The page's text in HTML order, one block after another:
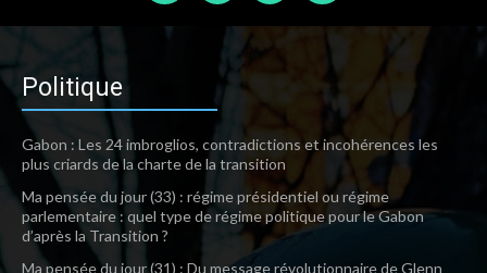
Politique
Gabon : Les 24 imbroglios, contradictions et incohérences les
plus criards de la charte de la transition
Ma pensée du jour (33) : régime présidentiel ou régime
parlementaire : quel type de régime politique pour le Gabon
d’après la Transition ?
Ma pensée du jour (31) : Du message révolutionnaire de Glenn